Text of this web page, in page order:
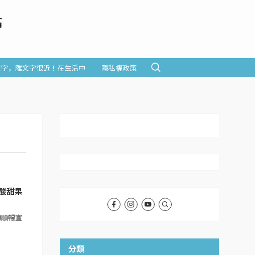
，離文字很近！在生活中 隱私權政策
甜果
暢宣
分類